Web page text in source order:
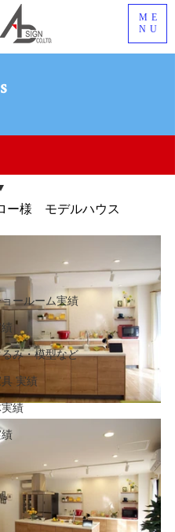
ME
NU
ールーム実績
み・模型など
実績
績
ー様 モデルハウス